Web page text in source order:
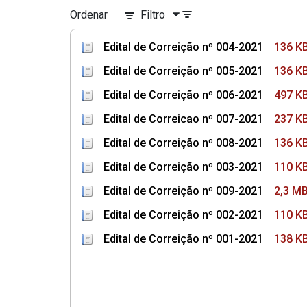
Ordenar Filtro
Edital de Correição nº 004-2021
136
Edital de Correição nº 005-2021
136
Edital de Correição nº 006-2021
497
Edital de Correicao nº 007-2021
237
Edital de Correição nº 008-2021
136
Edital de Correição nº 003-2021
110
Edital de Correição nº 009-2021
2,3 MB
Edital de Correição nº 002-2021
110
Edital de Correição nº 001-2021
138